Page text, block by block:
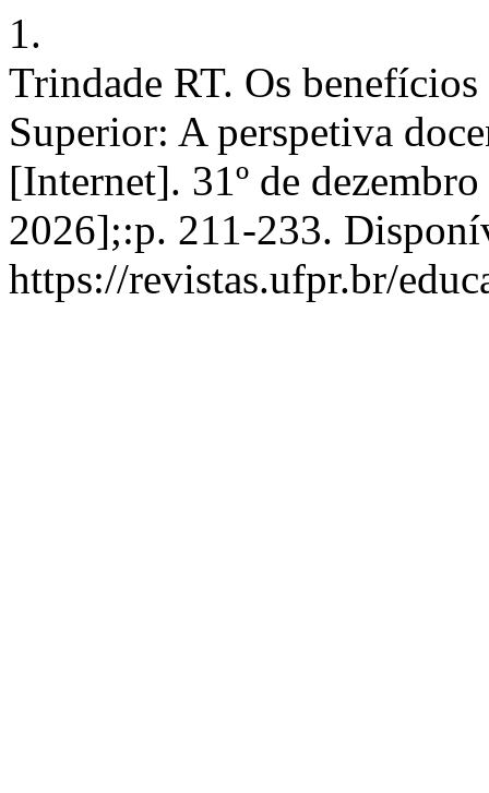
1.
Trindade RT. Os
Superior: A perspetiva
[Internet]. 31º de
2026];:p. 211-233.
https://revistas.ufpr.br/